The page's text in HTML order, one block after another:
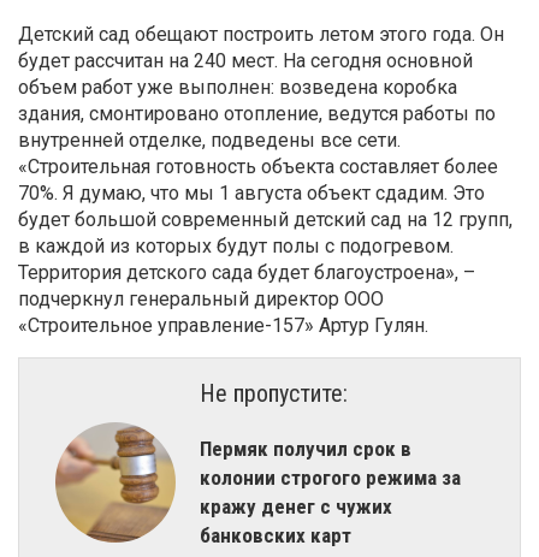
Детский сад обещают построить летом этого года. Он
будет рассчитан на 240 мест. На сегодня основной
объем работ уже выполнен: возведена коробка
здания, смонтировано отопление, ведутся работы по
внутренней отделке, подведены все сети.
«Строительная готовность объекта составляет более
70%. Я думаю, что мы 1 августа объект сдадим. Это
будет большой современный детский сад на 12 групп,
в каждой из которых будут полы с подогревом.
Территория детского сада будет благоустроена», –
подчеркнул генеральный директор ООО
«Строительное управление-157» Артур Гулян.
Не пропустите:
Пермяк получил срок в
колонии строгого режима за
кражу денег с чужих
банковских карт